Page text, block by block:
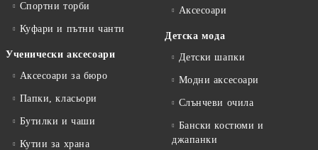
Спортни торби
Куфари и пътни чанти
Ученически аксесоари
Аксесоари за бюро
Папки, класьори
Бутилки и чаши
Кутии за храна
Аксесоари
Детска мода
Детски шапки
Модни аксесоари
Слънчеви очила
Бански костюми и
джапанки